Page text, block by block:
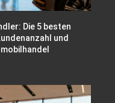
Die 5 besten
und